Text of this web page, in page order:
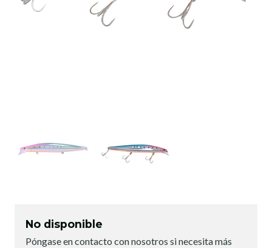
No disponible
Póngase en contacto con nosotros si necesita más